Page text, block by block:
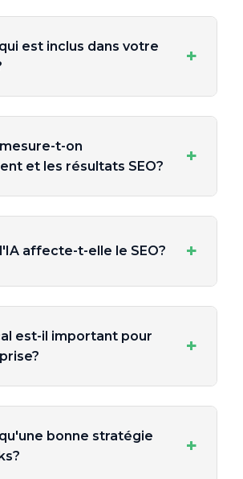
est inclus dans votre
+
t-on
et les résultats SEO?
+
affecte-t-elle le SEO? +
est-il important pour
+
bonne stratégie
+